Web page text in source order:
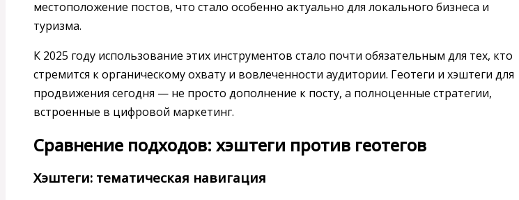
местоположение постов, что стало особенно актуально для локального бизнеса и
туризма.
К 2025 году использование этих инструментов стало почти обязательным для тех, кто
стремится к органическому охвату и вовлеченности аудитории. Геотеги и хэштеги для
продвижения сегодня — не просто дополнение к посту, а полноценные стратегии,
встроенные в цифровой маркетинг.
Сравнение подходов: хэштеги против геотегов
Хэштеги: тематическая навигация